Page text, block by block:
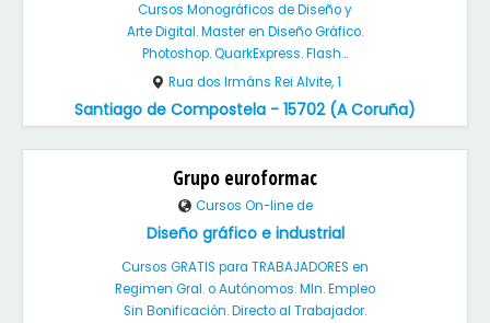
Cursos Monográficos de Diseño y
Arte Digital. Master en Diseño Gráfico.
Photoshop. QuarkExpress. Flash...
Rua dos Irmáns Rei Alvite, 1
Santiago de Compostela - 15702 (A Coruña)
Grupo euroformac
Cursos On-line de
Diseño gráfico e industrial
Cursos GRATIS para TRABAJADORES en
Regimen Gral. o Autónomos. MIn. Empleo
Sin Bonificación. Directo al Trabajador.